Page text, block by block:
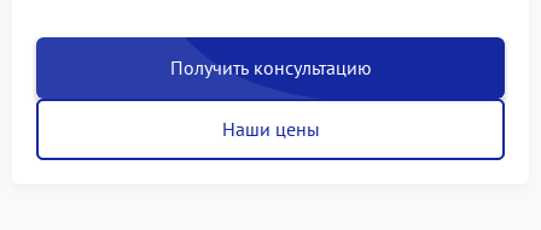
Получить консультацию
Наши цены